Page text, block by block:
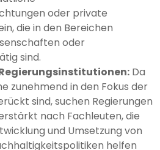
oder private
die in den Bereichen
oder
sind.
Da
zunehmend in den Fokus der
sind, suchen Regierungen
nach Fachleuten, die
und Umsetzung von
helfen